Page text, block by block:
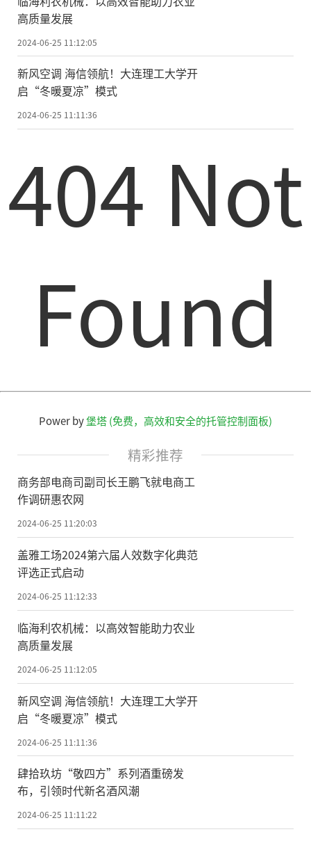
高质量发展
2024-06-25 11:12:05
新风空调 海信领航！大连理工大学开
启“冬暖夏凉”模式
2024-06-25 11:11:36
404 Not
Found
Power by堡塔 (免费，高效和安全的托管控制面板)
精彩推荐
商务部电商司副司长王鹏飞就电商工
作调研惠农网
2024-06-25 11:20:03
盖雅工场2024第六届人效数字化典范
评选正式启动
2024-06-25 11:12:33
临海利农机械：以高效智能助力农业
高质量发展
2024-06-25 11:12:05
新风空调 海信领航！大连理工大学开
启“冬暖夏凉”模式
2024-06-25 11:11:36
肆拾玖坊“敬四方”系列酒重磅发
布，引领时代新名酒风潮
2024-06-25 11:11:22